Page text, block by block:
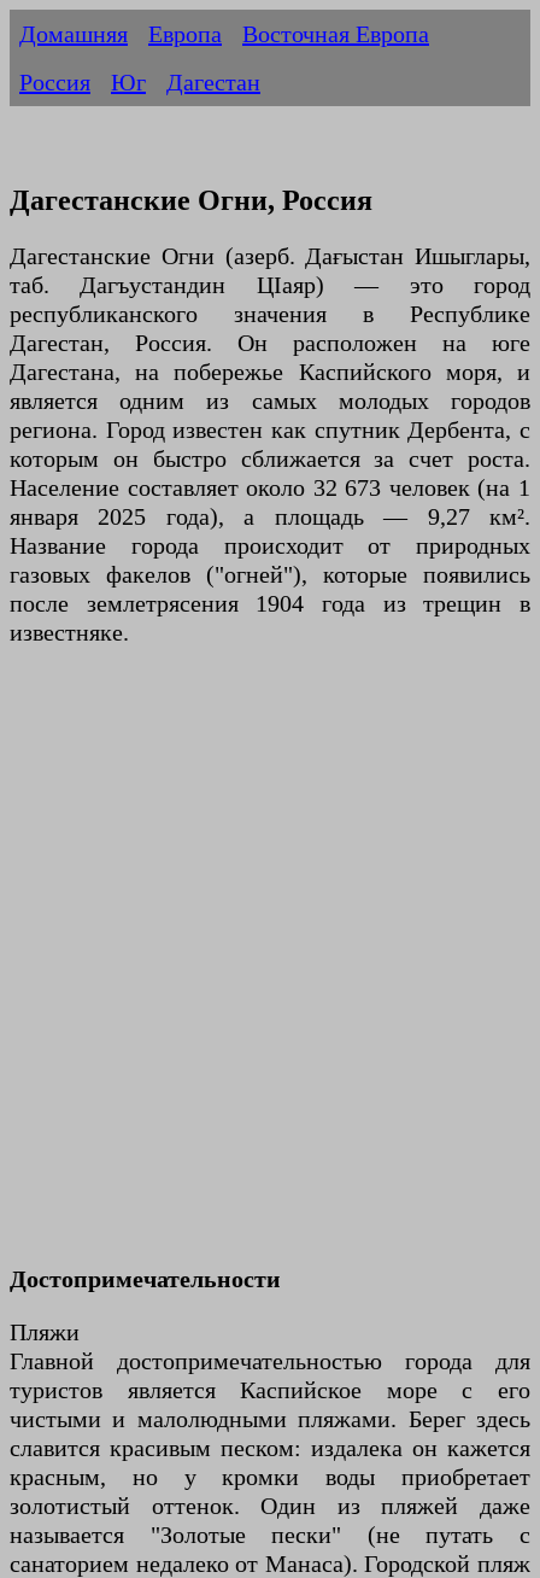
Домашняя Европа
Восточная Европа
Россия
Юг Дагестан
Дагестанские Огни, Россия
Дагестанские Огни (азерб. Дағыстан Ишыглары,
таб. Дагъустандин ЦIаяр) — это город
республиканского значения в Республике
Дагестан, Россия. Он расположен на юге
Дагестана, на побережье Каспийского моря, и
является одним из самых молодых городов
региона. Город известен как спутник Дербента, с
которым он быстро сближается за счет роста.
Население составляет около 32 673 человек (на 1
января 2025 года), а площадь — 9,27 км².
Название города происходит от природных
газовых факелов ("огней"), которые появились
после землетрясения 1904 года из трещин в
известняке.
Достопримечательности
Пляжи
Главной достопримечательностью города для
туристов является Каспийское море с его
чистыми и малолюдными пляжами. Берег здесь
славится красивым песком: издалека он кажется
красным, но у кромки воды приобретает
золотистый оттенок. Один из пляжей даже
называется "Золотые пески" (не путать с
санаторием недалеко от Манаса). Городской пляж